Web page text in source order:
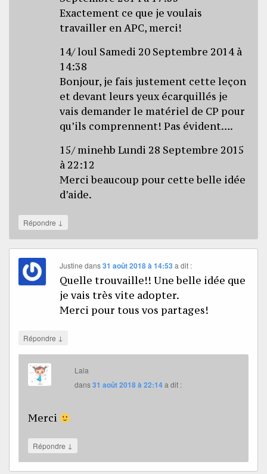
Exactement ce que je voulais
travailler en APC, merci!
14/ loul Samedi 20 Septembre 2014 à
14:38
Bonjour, je fais justement cette leçon
et devant leurs yeux écarquillés je
vais demander le matériel de CP pour
qu’ils comprennent! Pas évident….
15/ minehb Lundi 28 Septembre 2015
à 22:12
Merci beaucoup pour cette belle idée
d’aide.
Répondre ↓
Justine dans31 août 2018 à 14:53 a dit :
Quelle trouvaille!! Une belle idée que
je vais très vite adopter.
Merci pour tous vos partages!
Répondre ↓
Lala
dans31 août 2018 à 22:14a dit :
Merci
Répondre ↓